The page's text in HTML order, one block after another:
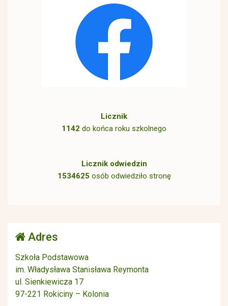
Licznik
1142 do końca roku szkolnego
Licznik odwiedzin
1534625 osób odwiedziło stronę
Adres
Szkoła Podstawowa
im. Władysława Stanisława Reymonta
ul. Sienkiewicza 17
97-221 Rokiciny – Kolonia